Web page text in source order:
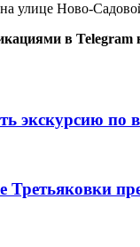
улице Ново-
в Telegram
экскурсию по
Третьяковки